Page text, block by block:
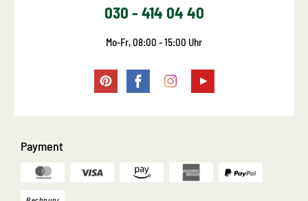
030 - 414 04 40
Mo-Fr, 08:00 - 15:00 Uhr
Payment